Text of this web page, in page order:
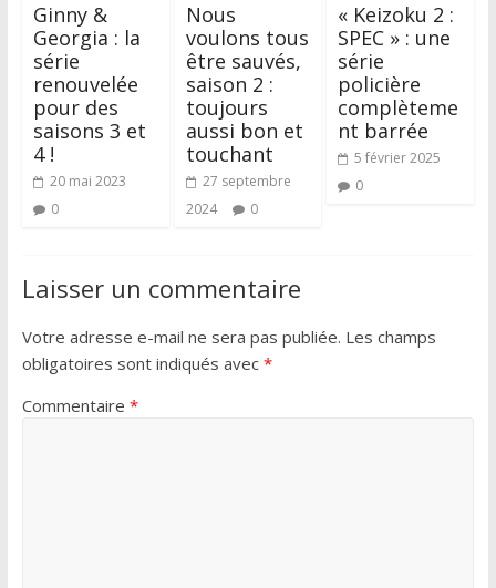
Ginny &
Georgia : la
série
renouvelée
pour des
saisons 3 et
4 !
20 mai 2023
0
Nous
voulons tous
être sauvés,
saison 2 :
toujours
aussi bon et
touchant
27 septembre
2024
0
« Keizoku 2 :
SPEC » : une
série
policière
complèteme
nt barrée
5 février 2025
0
Laisser un commentaire
Votre adresse e-mail ne sera pas publiée. Les champs
obligatoires sont indiqués avec *
Commentaire *